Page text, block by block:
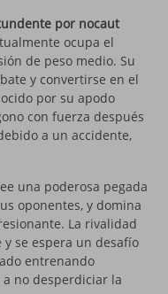
por nocaut
ocupa el
de peso medio. Su
y convertirse en el
por su apodo
con fuerza después
a un accidente,
una poderosa pegada
oponentes, y domina
La rivalidad
se espera un desafío
entrenando
no desperdiciar la